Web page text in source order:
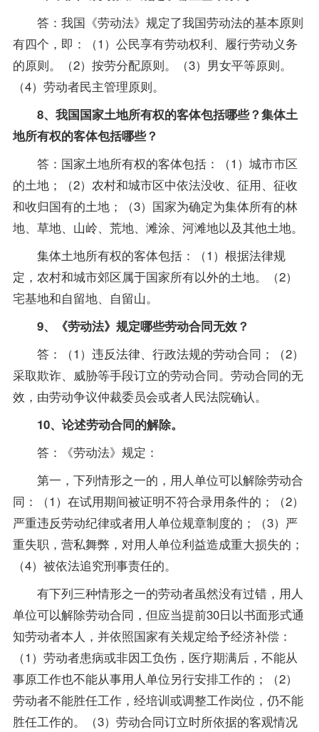
答：我国《劳动法》规定了我国劳动法的基本原则
有四个，即：（1）公民享有劳动权利、履行劳动义务
的原则。（2）按劳分配原则。（3）男女平等原则。
（4）劳动者民主管理原则。
8、我国国家土地所有权的客体包括哪些？集体土
地所有权的客体包括哪些？
答：国家土地所有权的客体包括：（1）城市市区
的土地；（2）农村和城市区中依法没收、征用、征收
和收归国有的土地；（3）国家为确定为集体所有的林
地、草地、山岭、荒地、滩涂、河滩地以及其他土地。
集体土地所有权的客体包括：（1）根据法律规
定，农村和城市郊区属于国家所有以外的土地。（2）
宅基地和自留地、自留山。
9、《劳动法》规定哪些劳动合同无效？
答：（1）违反法律、行政法规的劳动合同；（2）
采取欺诈、威胁等手段订立的劳动合同。劳动合同的无
效，由劳动争议仲裁委员会或者人民法院确认。
10、论述劳动合同的解除。
答：《劳动法》规定：
第一，下列情形之一的，用人单位可以解除劳动合
同：（1）在试用期间被证明不符合录用条件的；（2）
严重违反劳动纪律或者用人单位规章制度的；（3）严
重失职，营私舞弊，对用人单位利益造成重大损失的；
（4）被依法追究刑事责任的。
有下列三种情形之一的劳动者虽然没有过错，用人
单位可以解除劳动合同，但应当提前30日以书面形式通
知劳动者本人，并依照国家有关规定给予经济补偿：
（1）劳动者患病或非因工负伤，医疗期满后，不能从
事原工作也不能从事用人单位另行安排工作的；（2）
劳动者不能胜任工作，经培训或调整工作岗位，仍不能
胜任工作的。（3）劳动合同订立时所依据的客观情况